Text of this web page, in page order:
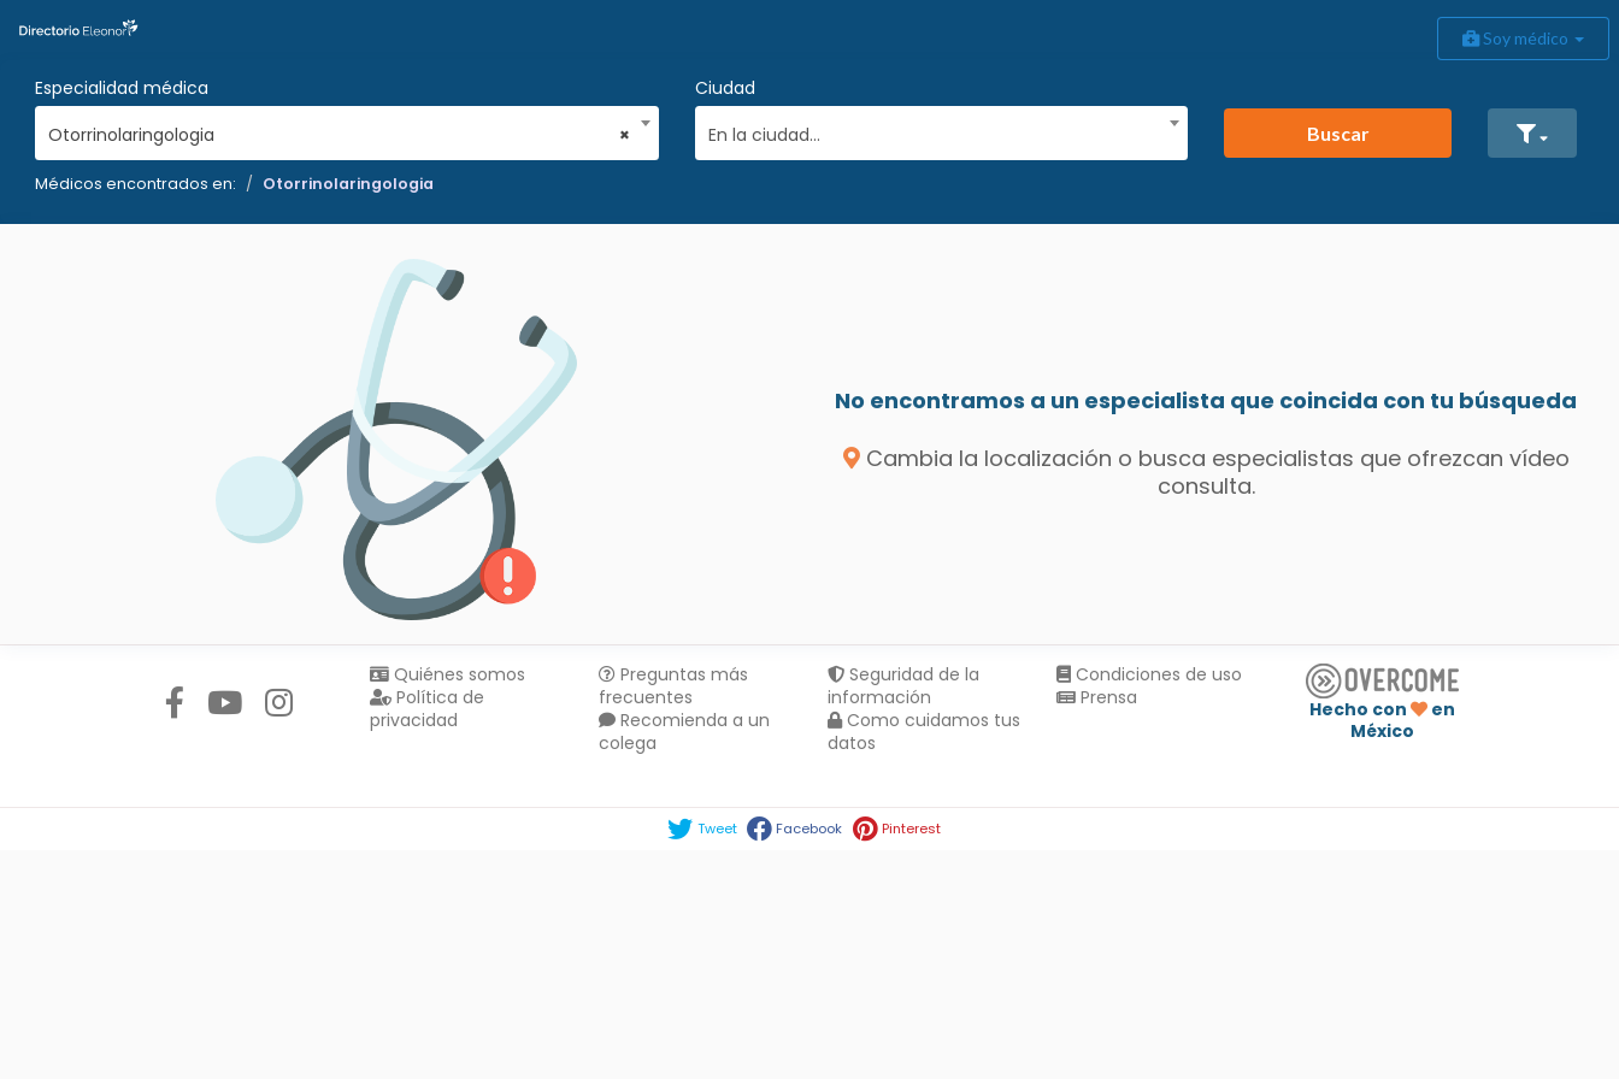
Soy médico
Especialidad médica
×
Otorrinolaringologia
Ciudad
En la ciudad...
Buscar
Médicos encontrados en: Otorrinolaringologia
No encontramos a un especialista que coincida con tu búsqueda
Cambia la localización o busca especialistas que ofrezcan vídeo
consulta.
Quiénes somos
Política de
privacidad
Preguntas más
frecuentes
Recomienda a un
colega
Seguridad de la
información
Como cuidamos tus
datos
Condiciones de uso
Prensa
Hecho con
en
México
Tweet Facebook Pinterest